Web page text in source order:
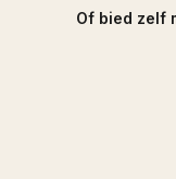
Of bied zelf